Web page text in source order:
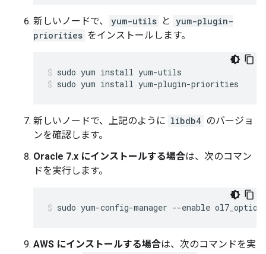
新しいノードで、 yum-utils と yum-plugin-
priorities をインストールします。
sudo yum install yum-plugin-priorities
新しいノードで、上記のように libdb4 のバージョ
ンを確認します。
Oracle 7.x にインストールする場合は、次のコマン
ドを実行します。
sudo yum-config-manager --enable
AWS にインストールする場合は、次のコマンドを実